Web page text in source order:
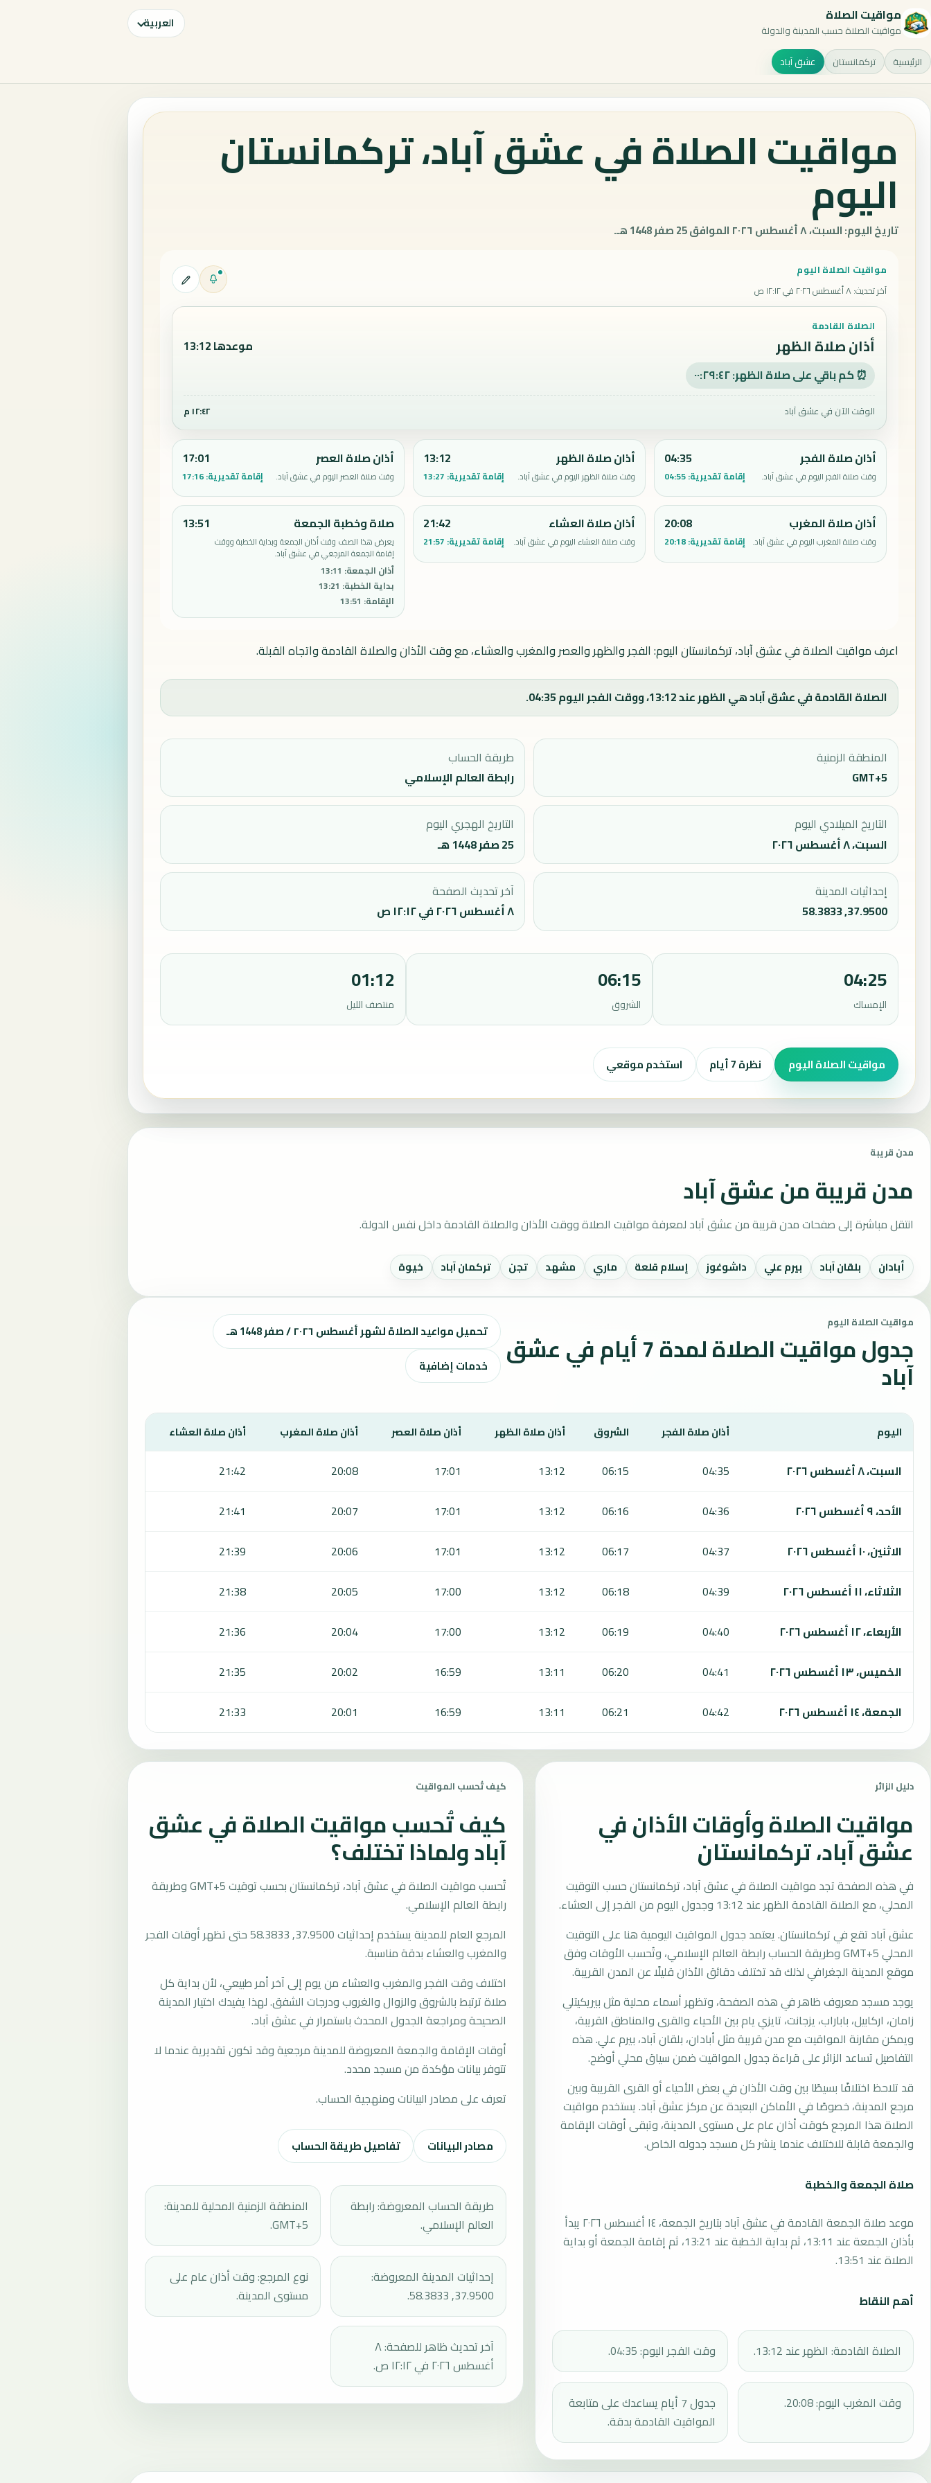
مواقيت الصلاة
مواقيت الصلاة حسب المدينة والدولة العربية
الرئيسية تركمانستان عشق آباد
مواقيت الصلاة في عشق آباد، تركمانستان
اليوم
تاريخ اليوم: السبت، ٨ أغسطس ٢٠٢٦ الموافق 25 صفر 1448 هـ.
مواقيت الصلاة اليوم
آخر تحديث:٨ أغسطس ٢٠٢٦ في ١٢:١٢ ص
الصلاة القادمة
أذان صلاة الظهر موعدها 13:12
⏰ كم باقي على صلاة الظهر: ٠٠:٢٩:٤١
الوقت الآن في عشق آباد ١٢:٤٢ م
أذان صلاة الفجر
وقت صلاة الفجر اليوم في عشق آباد.
04:35
إقامة تقديرية:04:55
أذان صلاة الظهر
وقت صلاة الظهر اليوم في عشق آباد.
13:12
إقامة تقديرية: 13:27
أذان صلاة العصر
وقت صلاة العصر اليوم في عشق آباد.
17:01
إقامة تقديرية:17:16
أذان صلاة المغرب
وقت صلاة المغرب اليوم في عشق آباد.
20:08
إقامة تقديرية:20:18
أذان صلاة العشاء
وقت صلاة العشاء اليوم في عشق آباد.
21:42
إقامة تقديرية: 21:57
صلاة وخطبة الجمعة
يعرض هذا الصف وقت أذان الجمعة وبداية الخطبة ووقت
إقامة الجمعة المرجعي في عشق آباد.
أذان الجمعة:
13:11
بداية الخطبة:
13:21
الإقامة:
13:51
13:51
اعرف مواقيت الصلاة في عشق آباد، تركمانستان اليوم: الفجر والظهر والعصر والمغرب والعشاء، مع وقت الأذان والصلاة القادمة واتجاه القبلة.
الصلاة القادمة في عشق آباد هي الظهر عند 13:12، ووقت الفجر اليوم 04:35.
المنطقة الزمنية
GMT+5
طريقة الحساب
رابطة العالم الإسلامي
التاريخ الميلادي اليوم
السبت، ٨ أغسطس ٢٠٢٦
التاريخ الهجري اليوم
25 صفر 1448 هـ
إحداثيات المدينة
37.9500, 58.3833
آخر تحديث الصفحة
٨ أغسطس ٢٠٢٦ في ١٢:١٢ ص
04:25
الإمساك
06:15
الشروق
01:12
منتصف الليل
مواقيت الصلاة اليوم نظرة 7 أيام استخدم موقعي
مدن قريبة
مدن قريبة من عشق آباد
انتقل مباشرة إلى صفحات مدن قريبة من عشق آباد لمعرفة مواقيت الصلاة ووقت الأذان والصلاة القادمة داخل نفس الدولة.
أبادان بلقان آباد بيرم علي داشوغوز إسلام قلعة ماري مشهد تجن تركمان آباد خيوة
مواقيت الصلاة اليوم
جدول مواقيت الصلاة لمدة 7 أيام في عشق
آباد
تحميل مواعيد الصلاة لشهر أغسطس ٢٠٢٦ / صفر 1448 هـ
خدمات إضافية
يعرض هذا الجدول مواقيت الصلاة لمدة 7 أيام في عشق آباد، بما يشمل الفجر والشروق والظهر والعصر والمغرب والعشاء.
اليوم أذان صلاة الفجر الشروق أذان صلاة الظهر أذان صلاة العصر أذان صلاة المغرب أذان صلاة العشاء
السبت، ٨ أغسطس ٢٠٢٦ 04:35
06:15
13:12
17:01
20:08
21:42
الأحد، ٩ أغسطس ٢٠٢٦
04:36
06:16
13:12
17:01
20:07
21:41
الاثنين، ١٠ أغسطس ٢٠٢٦
04:37
06:17
13:12
17:01
20:06
21:39
الثلاثاء، ١١ أغسطس ٢٠٢٦
04:39
06:18
13:12
17:00
20:05
21:38
الأربعاء، ١٢ أغسطس ٢٠٢٦
04:40
06:19
13:12
17:00
20:04
21:36
الخميس، ١٣ أغسطس ٢٠٢٦
04:41
06:20
13:11
16:59
20:02
21:35
الجمعة، ١٤ أغسطس ٢٠٢٦
04:42
06:21
13:11
16:59
20:01
21:33
دليل الزائر
مواقيت الصلاة وأوقات الأذان في
عشق آباد، تركمانستان
في هذه الصفحة تجد مواقيت الصلاة في عشق آباد، تركمانستان حسب التوقيت
المحلي، مع الصلاة القادمة الظهر عند 13:12 وجدول اليوم من الفجر إلى العشاء.
عشق آباد تقع في تركمانستان. يعتمد جدول المواقيت اليومية هنا على التوقيت
المحلي GMT+5 وطريقة الحساب رابطة العالم الإسلامي، وتُحسب الأوقات وفق
موقع المدينة الجغرافي لذلك قد تختلف دقائق الأذان قليلًا عن المدن القريبة.
يوجد مسجد معروف ظاهر في هذه الصفحة، وتظهر أسماء محلية مثل بيريكيتلي
زامان، اركابيل، باباراب، يزجانت، تايزي يام بين الأحياء والقرى والمناطق القريبة،
ويمكن مقارنة المواقيت مع مدن قريبة مثل أبادان، بلقان آباد، بيرم علي. هذه
التفاصيل تساعد الزائر على قراءة جدول المواقيت ضمن سياق محلي أوضح.
قد تلاحظ اختلافًا بسيطًا بين وقت الأذان في بعض الأحياء أو القرى القريبة وبين
مرجع المدينة، خصوصًا في الأماكن البعيدة عن مركز عشق آباد. يستخدم مواقيت
الصلاة هذا المرجع كوقت أذان عام على مستوى المدينة، وتبقى أوقات الإقامة
والجمعة قابلة للاختلاف عندما ينشر كل مسجد جدوله الخاص.
صلاة الجمعة والخطبة
موعد صلاة الجمعة القادمة في عشق آباد بتاريخ الجمعة، ١٤ أغسطس ٢٠٢٦ يبدأ
بأذان الجمعة عند 13:11، ثم بداية الخطبة عند 13:21، ثم إقامة الجمعة أو بداية
الصلاة عند 13:51.
أهم النقاط
الصلاة القادمة: الظهر عند 13:12. وقت الفجر اليوم: 04:35.
وقت المغرب اليوم: 20:08.
جدول 7 أيام يساعدك على متابعة
المواقيت القادمة بدقة.
كيف تُحسب المواقيت
كيف تُحسب مواقيت الصلاة في عشق
آباد ولماذا تختلف؟
تُحسب مواقيت الصلاة في عشق آباد، تركمانستان بحسب توقيت GMT+5 وطريقة
رابطة العالم الإسلامي.
المرجع العام للمدينة يستخدم إحداثيات 37.9500, 58.3833 حتى تظهر أوقات الفجر
والمغرب والعشاء بدقة مناسبة.
اختلاف وقت الفجر والمغرب والعشاء من يوم إلى آخر أمر طبيعي، لأن بداية كل
صلاة ترتبط بالشروق والزوال والغروب ودرجات الشفق. لهذا يفيدك اختيار المدينة
الصحيحة ومراجعة الجدول المحدث باستمرار في عشق آباد.
أوقات الإقامة والجمعة المعروضة للمدينة مرجعية وقد تكون تقديرية عندما لا
تتوفر بيانات مؤكدة من مسجد محدد.
تعرف على مصادر البيانات ومنهجية الحساب.
مصادر البيانات تفاصيل طريقة الحساب
طريقة الحساب المعروضة: رابطة
العالم الإسلامي.
المنطقة الزمنية المحلية للمدينة:
GMT+5.
إحداثيات المدينة المعروضة:
37.9500, 58.3833.
نوع المرجع: وقت أذان عام على
مستوى المدينة.
آخر تحديث ظاهر للصفحة: ٨
أغسطس ٢٠٢٦ في ١٢:١٢ ص.